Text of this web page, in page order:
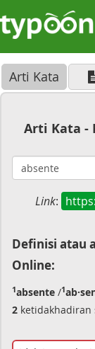
Arti Kata
Arti Kata -
Link:
Definisi atau
Online:
1absente /1
2 ketidakhadiran